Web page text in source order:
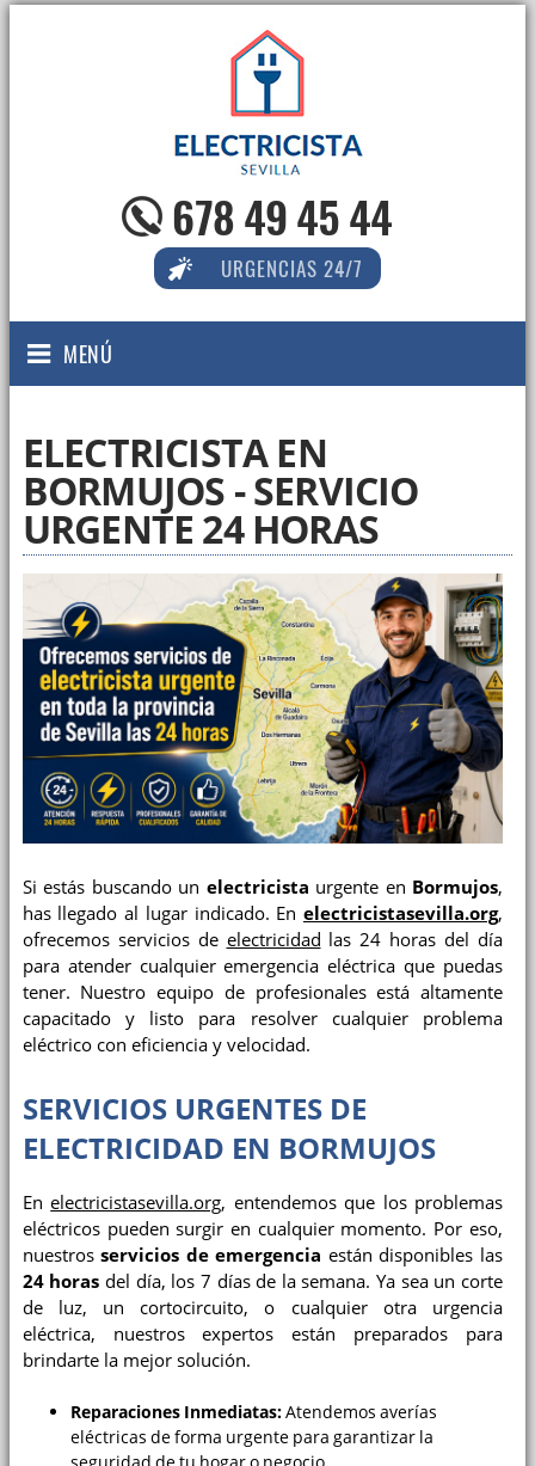
678 49 45 44
URGENCIAS 24/7
MENÚ
ELECTRICISTA EN
BORMUJOS - SERVICIO
URGENTE 24 HORAS
Si estás buscando un electricista urgente en Bormujos,
has llegado al lugar indicado. En electricistasevilla.org,
ofrecemos servicios de electricidad las 24 horas del día
para atender cualquier emergencia eléctrica que puedas
tener. Nuestro equipo de profesionales está altamente
capacitado y listo para resolver cualquier problema
eléctrico con eficiencia y velocidad.
SERVICIOS URGENTES DE
ELECTRICIDAD EN BORMUJOS
Enelectricistasevilla.org, entendemos que los problemas
eléctricos pueden surgir en cualquier momento. Por eso,
nuestrosservicios de emergencia están disponibles las
24 horas del día, los 7 días de la semana. Ya sea un corte
de luz, un cortocircuito, o cualquier otra urgencia
eléctrica, nuestros expertos están preparados para
brindarte la mejor solución.
Reparaciones Inmediatas:Atendemos averías
eléctricas de forma urgente para garantizar la